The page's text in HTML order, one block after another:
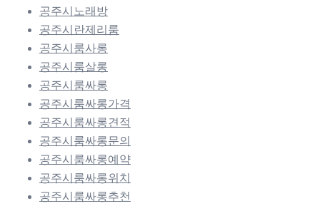
공주시노래방
공주시란제리룸
공주시룸사롱
공주시룸살롱
공주시룸싸롱
공주시룸싸롱가격
공주시룸싸롱견적
공주시룸싸롱문의
공주시룸싸롱예약
공주시룸싸롱위치
공주시룸싸롱추천